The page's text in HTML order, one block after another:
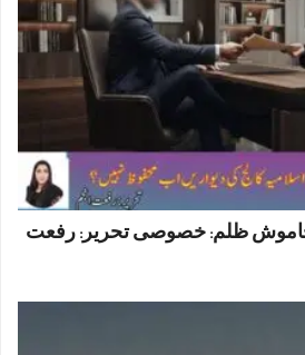
خاموش ظلم: خصوصی تحریر: رفعت